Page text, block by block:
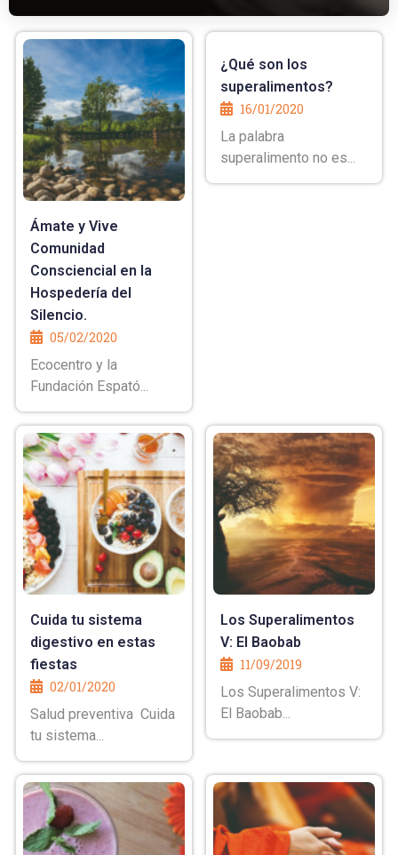
Ámate y Vive
Comunidad
Consciencial en la
Hospedería del
Silencio.
05/02/2020
Ecocentro y la
Fundación Espató...
¿Qué son los
superalimentos?
16/01/2020
La palabra
superalimento no es...
Cuida tu sistema
digestivo en estas
fiestas
02/01/2020
Salud preventiva Cuida
tu sistema...
Los Superalimentos
V: El Baobab
11/09/2019
Los Superalimentos V:
El Baobab...